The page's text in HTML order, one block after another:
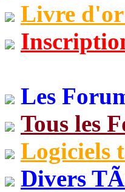
Livre
Les
Tous les
Logiciels
Divers